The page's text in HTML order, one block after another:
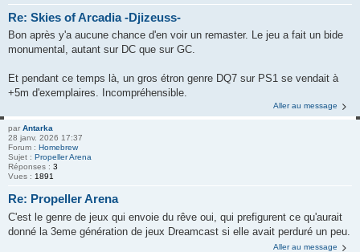
Re: Skies of Arcadia -Djizeuss-
Bon après y'a aucune chance d'en voir un remaster. Le jeu a fait un bide
monumental, autant sur DC que sur GC.
Et pendant ce temps là, un gros étron genre DQ7 sur PS1 se vendait à
+5m d'exemplaires. Incompréhensible.
Aller au message
par Antarka
28 janv. 2026 17:37
Forum : Homebrew
Sujet : Propeller Arena
Réponses : 3
Vues : 1891
Re: Propeller Arena
C'est le genre de jeux qui envoie du rêve oui, qui prefigurent ce qu'aurait
donné la 3eme génération de jeux Dreamcast si elle avait perduré un peu.
Aller au message